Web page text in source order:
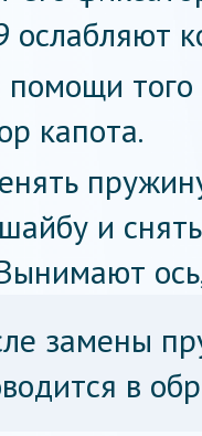
ослабляют
капота.
и
замены
в